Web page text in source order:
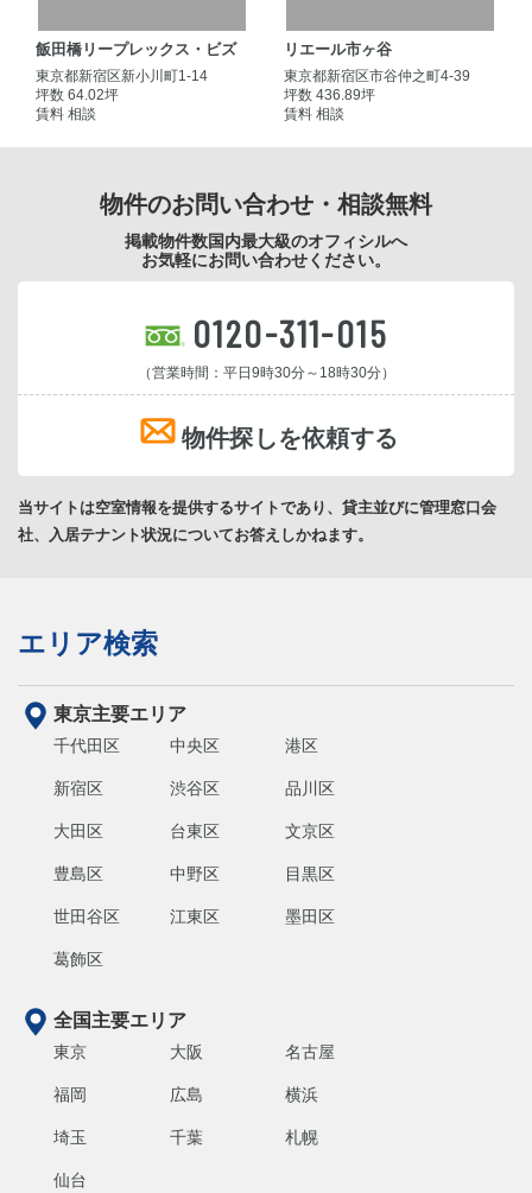
飯田橋リープレックス・ビズ
東京都新宿区新小川町1-14
坪数 64.02坪
賃料 相談
リエール市ヶ谷
東京都新宿区市谷仲之町4-39
坪数 436.89坪
賃料 相談
物件のお問い合わせ・相談無料
掲載物件数国内最大級のオフィシルへ
お気軽にお問い合わせください。
0120-311-015
（営業時間：平日9時30分～18時30分）
物件探しを依頼する
当サイトは空室情報を提供するサイトであり、貸主並びに管理窓口会
社、入居テナント状況についてお答えしかねます。
エリア検索
東京主要エリア
千代田区 中央区 港区
新宿区 渋谷区 品川区
大田区 台東区 文京区
豊島区 中野区 目黒区
世田谷区 江東区 墨田区
葛飾区
全国主要エリア
東京 大阪 名古屋
福岡 広島 横浜
埼玉 千葉 札幌
仙台